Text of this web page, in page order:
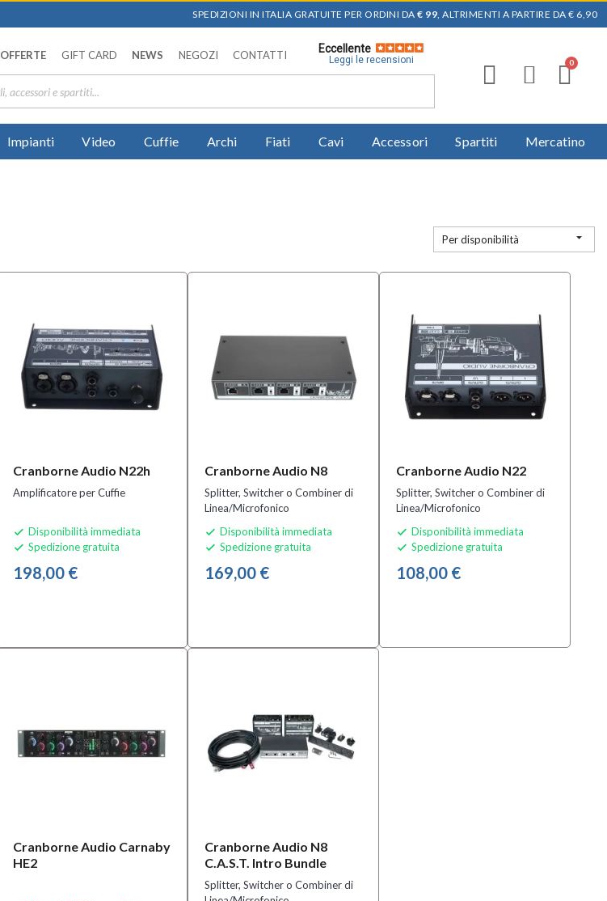
SPEDIZIONI IN ITALIA GRATUITE PER ORDINI DA € 99, ALTRIMENTI A PARTIRE DA € 6,90
OFFERTE GIFT CARD NEWS NEGOZI CONTATTI
Eccellente
Leggi le recensioni
Impianti Video Cuffie Archi Fiati Cavi Accessori Spartiti Mercatino
Per disponibilità 
Cranborne Audio N22h
Amplificatore per Cuffie
 Disponibilità immediata
 Spedizione gratuita
198,00 €
Cranborne Audio N8
Splitter, Switcher o Combiner di
Linea/Microfonico
 Disponibilità immediata
 Spedizione gratuita
169,00 €
Cranborne Audio N22
Splitter, Switcher o Combiner di
Linea/Microfonico
 Disponibilità immediata
 Spedizione gratuita
108,00 €
Cranborne Audio Carnaby
HE2
Cranborne Audio N8
C.A.S.T. Intro Bundle
Splitter, Switcher o Combiner di